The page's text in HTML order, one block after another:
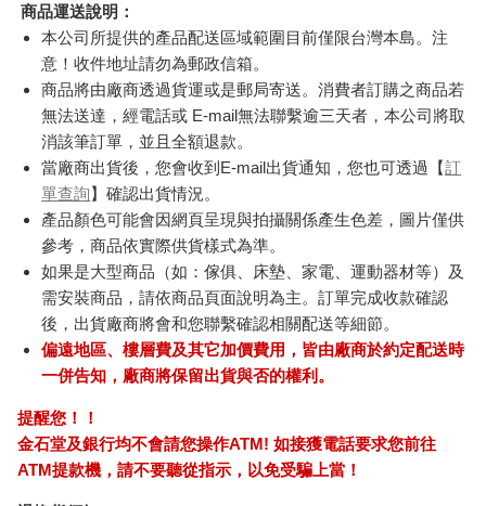
商品運送說明：
本公司所提供的產品配送區域範圍目前僅限台灣本島。注
意！收件地址請勿為郵政信箱。
商品將由廠商透過貨運或是郵局寄送。消費者訂購之商品若
無法送達，經電話或 E-mail無法聯繫逾三天者，本公司將取
消該筆訂單，並且全額退款。
當廠商出貨後，您會收到E-mail出貨通知，您也可透過【訂
單查詢】確認出貨情況。
產品顏色可能會因網頁呈現與拍攝關係產生色差，圖片僅供
參考，商品依實際供貨樣式為準。
如果是大型商品（如：傢俱、床墊、家電、運動器材等）及
需安裝商品，請依商品頁面說明為主。訂單完成收款確認
後，出貨廠商將會和您聯繫確認相關配送等細節。
偏遠地區、樓層費及其它加價費用，皆由廠商於約定配送時
一併告知，廠商將保留出貨與否的權利。
提醒您！！
金石堂及銀行均不會請您操作ATM! 如接獲電話要求您前往
ATM提款機，請不要聽從指示，以免受騙上當！